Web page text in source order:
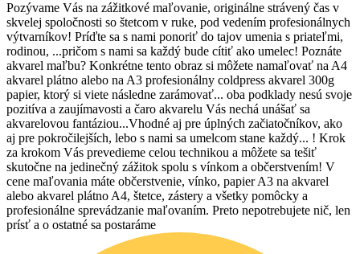
Pozývame Vás na zážitkové maľovanie, originálne strávený čas v
skvelej spoločnosti so štetcom v ruke, pod vedením profesionálnych
výtvarníkov! Príďte sa s nami ponoriť do tajov umenia s priateľmi,
rodinou, ...pričom s nami sa každý bude cítiť ako umelec! Poznáte
akvarel maľbu? Konkrétne tento obraz si môžete namaľovať na A4
akvarel plátno alebo na A3 profesionálny coldpress akvarel 300g
papier, ktorý si viete následne zarámovať... oba podklady nesú svoje
pozitíva a zaujímavosti a čaro akvarelu Vás nechá unášať sa
akvarelovou fantáziou...Vhodné aj pre úplných začiatočníkov, ako
aj pre pokročilejších, lebo s nami sa umelcom stane každý... ! Krok
za krokom Vás prevedieme celou technikou a môžete sa tešiť
skutočne na jedinečný zážitok spolu s vínkom a občerstvením! V
cene maľovania máte občerstvenie, vínko, papier A3 na akvarel
alebo akvarel plátno A4, štetce, zástery a všetky pomôcky a
profesionálne sprevádzanie maľovaním. Preto nepotrebujete nič, len
prísť a o ostatné sa postaráme